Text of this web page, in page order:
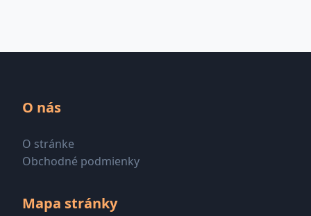
O nás
O stránke
Obchodné podmienky
Mapa stránky